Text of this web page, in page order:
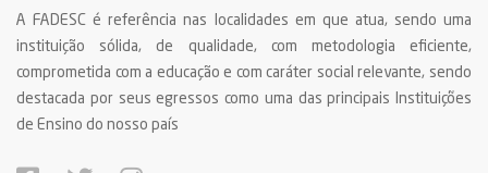
A FADESC é referência nas localidades em que atua, sendo uma
instituição sólida, de qualidade, com metodologia eficiente,
comprometida com a educação e com caráter social relevante, sendo
destacada por seus egressos como uma das principais Instituições
de Ensino do nosso país